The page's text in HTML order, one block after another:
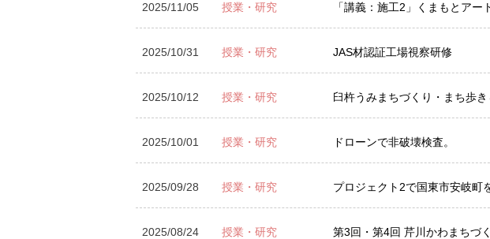
2025/11/05 授業・研究 「講義：施工2」くまもとア
2025/10/31 授業・研究 JAS材認証工場視察研修
2025/10/12 授業・研究 臼杵うみまちづくり・まち歩
2025/10/01 授業・研究 ドローンで非破壊検査。
2025/09/28 授業・研究 プロジェクト2で国東市安岐町
2025/08/24 授業・研究 第3回・第4回 芹川かわまちづ